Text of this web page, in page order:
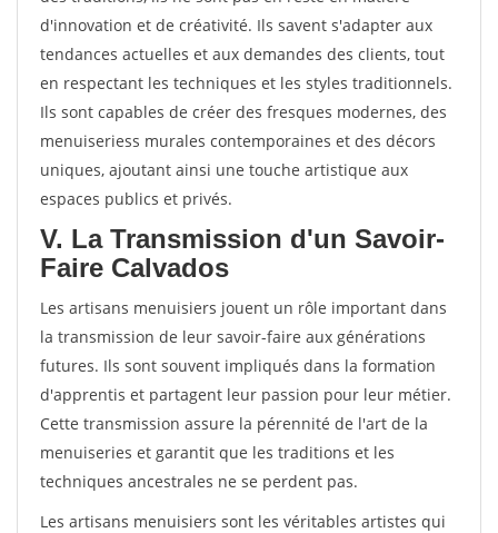
d'innovation et de créativité. Ils savent s'adapter aux
tendances actuelles et aux demandes des clients, tout
en respectant les techniques et les styles traditionnels.
Ils sont capables de créer des fresques modernes, des
menuiseriess murales contemporaines et des décors
uniques, ajoutant ainsi une touche artistique aux
espaces publics et privés.
V. La Transmission d'un Savoir-
Faire Calvados
Les artisans menuisiers jouent un rôle important dans
la transmission de leur savoir-faire aux générations
futures. Ils sont souvent impliqués dans la formation
d'apprentis et partagent leur passion pour leur métier.
Cette transmission assure la pérennité de l'art de la
menuiseries et garantit que les traditions et les
techniques ancestrales ne se perdent pas.
Les artisans menuisiers sont les véritables artistes qui